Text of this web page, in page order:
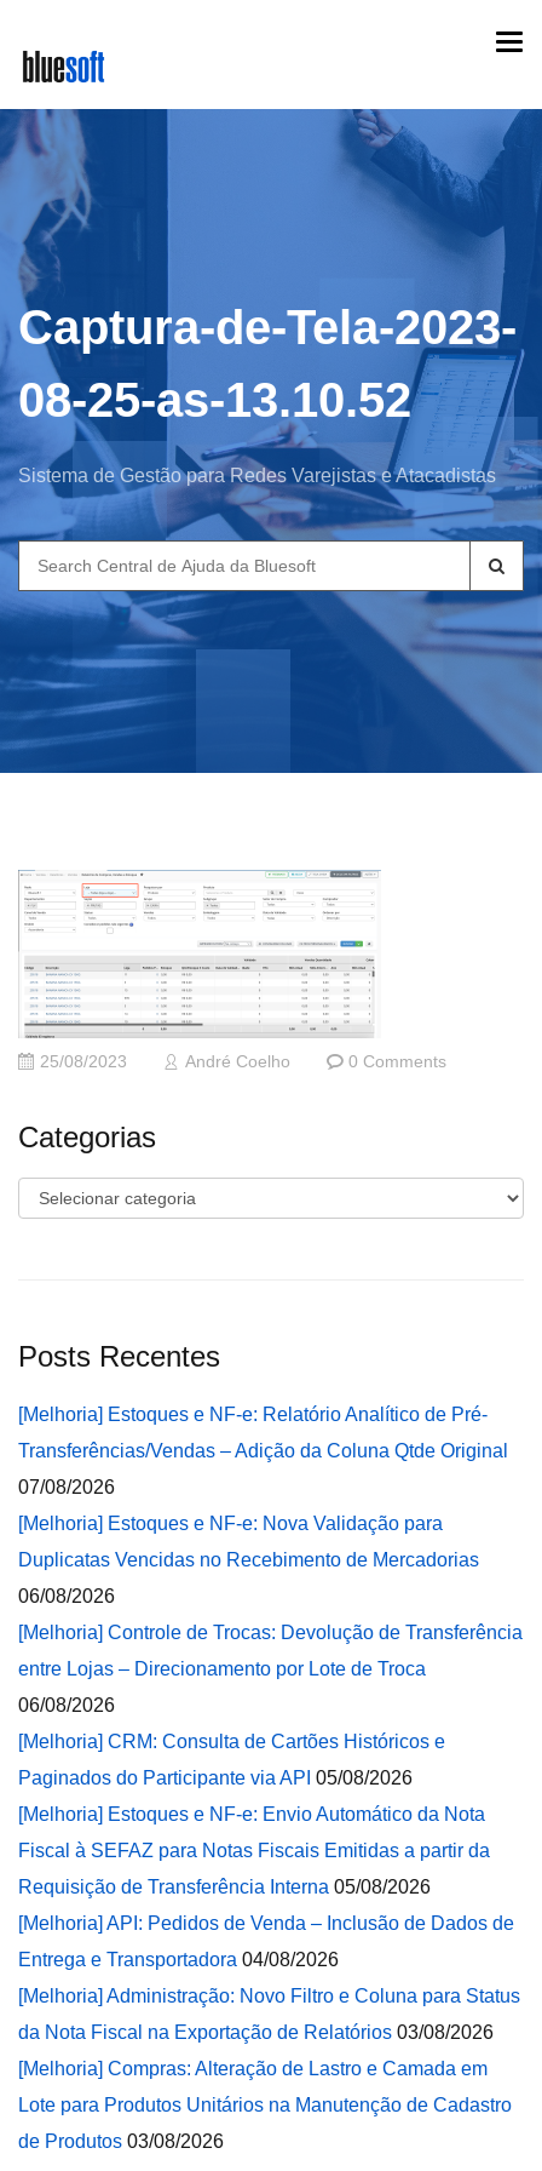
main
content
Captura-de-Tela-2023-
08-25-as-13.10.52
Sistema de Gestão para Redes Varejistas e Atacadistas
Search
for:
25/08/2023 André Coelho 0 Comments
Categorias
Categorias
Posts Recentes
[Melhoria] Estoques e NF-e: Relatório Analítico de Pré-
Transferências/Vendas – Adição da Coluna Qtde Original
07/08/2026
[Melhoria] Estoques e NF-e: Nova Validação para
Duplicatas Vencidas no Recebimento de Mercadorias
06/08/2026
[Melhoria] Controle de Trocas: Devolução de Transferência
entre Lojas – Direcionamento por Lote de Troca
06/08/2026
[Melhoria] CRM: Consulta de Cartões Históricos e
Paginados do Participante via API 05/08/2026
[Melhoria] Estoques e NF-e: Envio Automático da Nota
Fiscal à SEFAZ para Notas Fiscais Emitidas a partir da
Requisição de Transferência Interna 05/08/2026
[Melhoria] API: Pedidos de Venda – Inclusão de Dados de
Entrega e Transportadora 04/08/2026
[Melhoria] Administração: Novo Filtro e Coluna para Status
da Nota Fiscal na Exportação de Relatórios 03/08/2026
[Melhoria] Compras: Alteração de Lastro e Camada em
Lote para Produtos Unitários na Manutenção de Cadastro
de Produtos 03/08/2026